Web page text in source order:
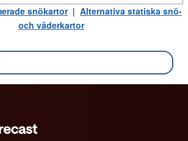
snökartor| Alternativa statiska snö-
och väderkartor